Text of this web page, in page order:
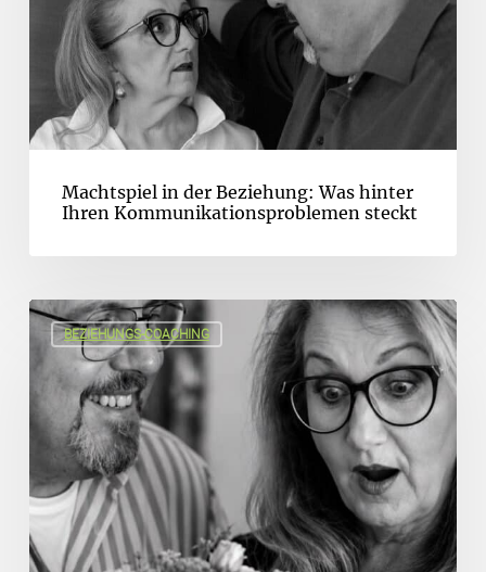
Machtspiel in der Beziehung: Was hinter
Ihren Kommunikationsproblemen steckt
BEZIEHUNGS-COACHING